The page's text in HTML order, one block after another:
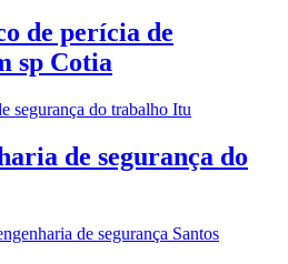
de perícia de
sp Cotia
de segurança do